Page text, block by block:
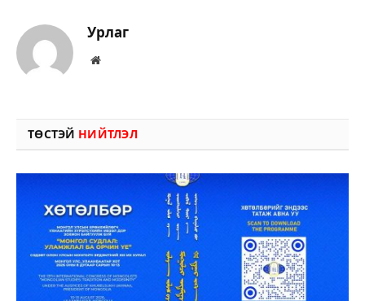
Урлаг
Вэбсайт
ТӨСТЭЙ НИЙТЛЭЛ